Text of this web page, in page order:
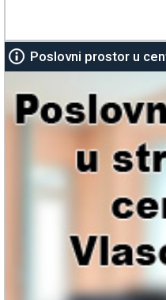
Poslovni prostor u